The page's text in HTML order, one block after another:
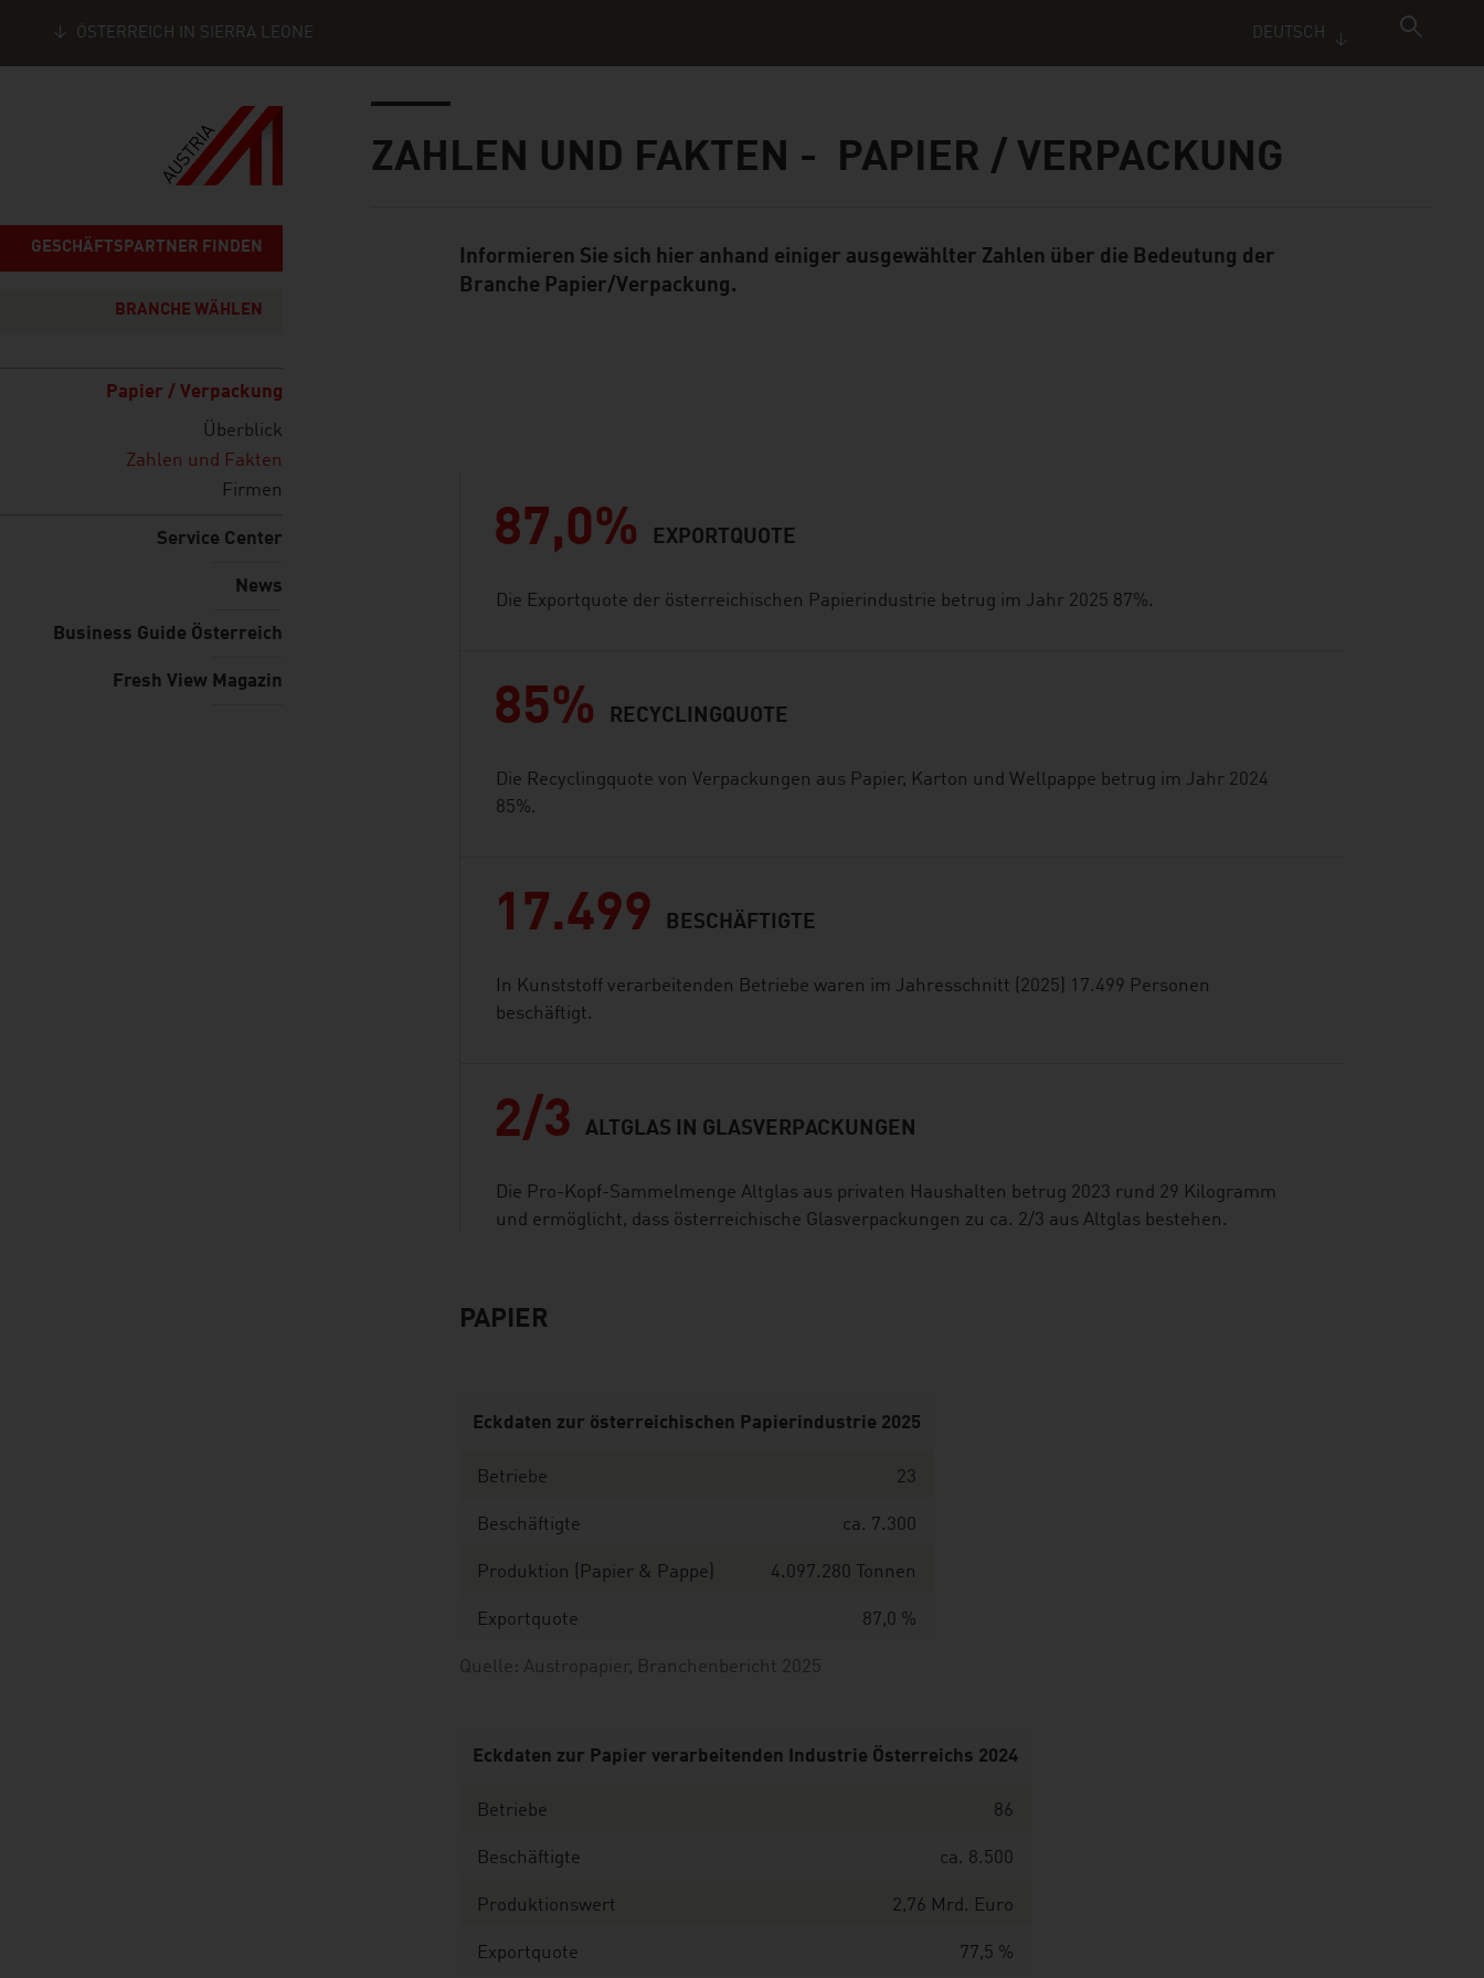
DEUTSCH
ÖSTERREICH IN SIERRA LEONE
GESCHÄFTSPARTNER FINDEN
BRANCHE WÄHLEN
Papier / Verpackung
Überblick
Zahlen und Fakten
Firmen
Service Center
News
Business Guide Österreich
Fresh View Magazin
ZAHLEN UND FAKTEN - PAPIER / VERPACKUNG
Standard Content Module
Informieren Sie sich hier anhand einiger ausgewählter Zahlen über die Bedeutung der
Branche Papier/Verpackung.
87,0% EXPORTQUOTE
Die Exportquote der österreichischen Papierindustrie betrug im Jahr 2025 87%.
85% RECYCLINGQUOTE
Die Recyclingquote von Verpackungen aus Papier, Karton und Wellpappe betrug im Jahr 2024
85%.
17.499 BESCHÄFTIGTE
In Kunststoff verarbeitenden Betriebe waren im Jahresschnitt (2025) 17.499 Personen
beschäftigt.
2/3 ALTGLAS IN GLASVERPACKUNGEN
Die Pro-Kopf-Sammelmenge Altglas aus privaten Haushalten betrug 2023 rund 29 Kilogramm
und ermöglicht, dass österreichische Glasverpackungen zu ca. 2/3 aus Altglas bestehen.
PAPIER
Quelle: Austropapier, Branchenbericht 2025
Eckdaten zur österreichischen Papierindustrie 2025
Betriebe 23
Beschäftigte ca. 7.300
Produktion (Papier & Pappe) 4.097.280 Tonnen
Exportquote 87,0 %
Eckdaten zur Papier verarbeitenden Industrie Österreichs 2024
Betriebe 86
Beschäftigte ca. 8.500
Produktionswert 2,76 Mrd. Euro
Exportquote 77,5 %